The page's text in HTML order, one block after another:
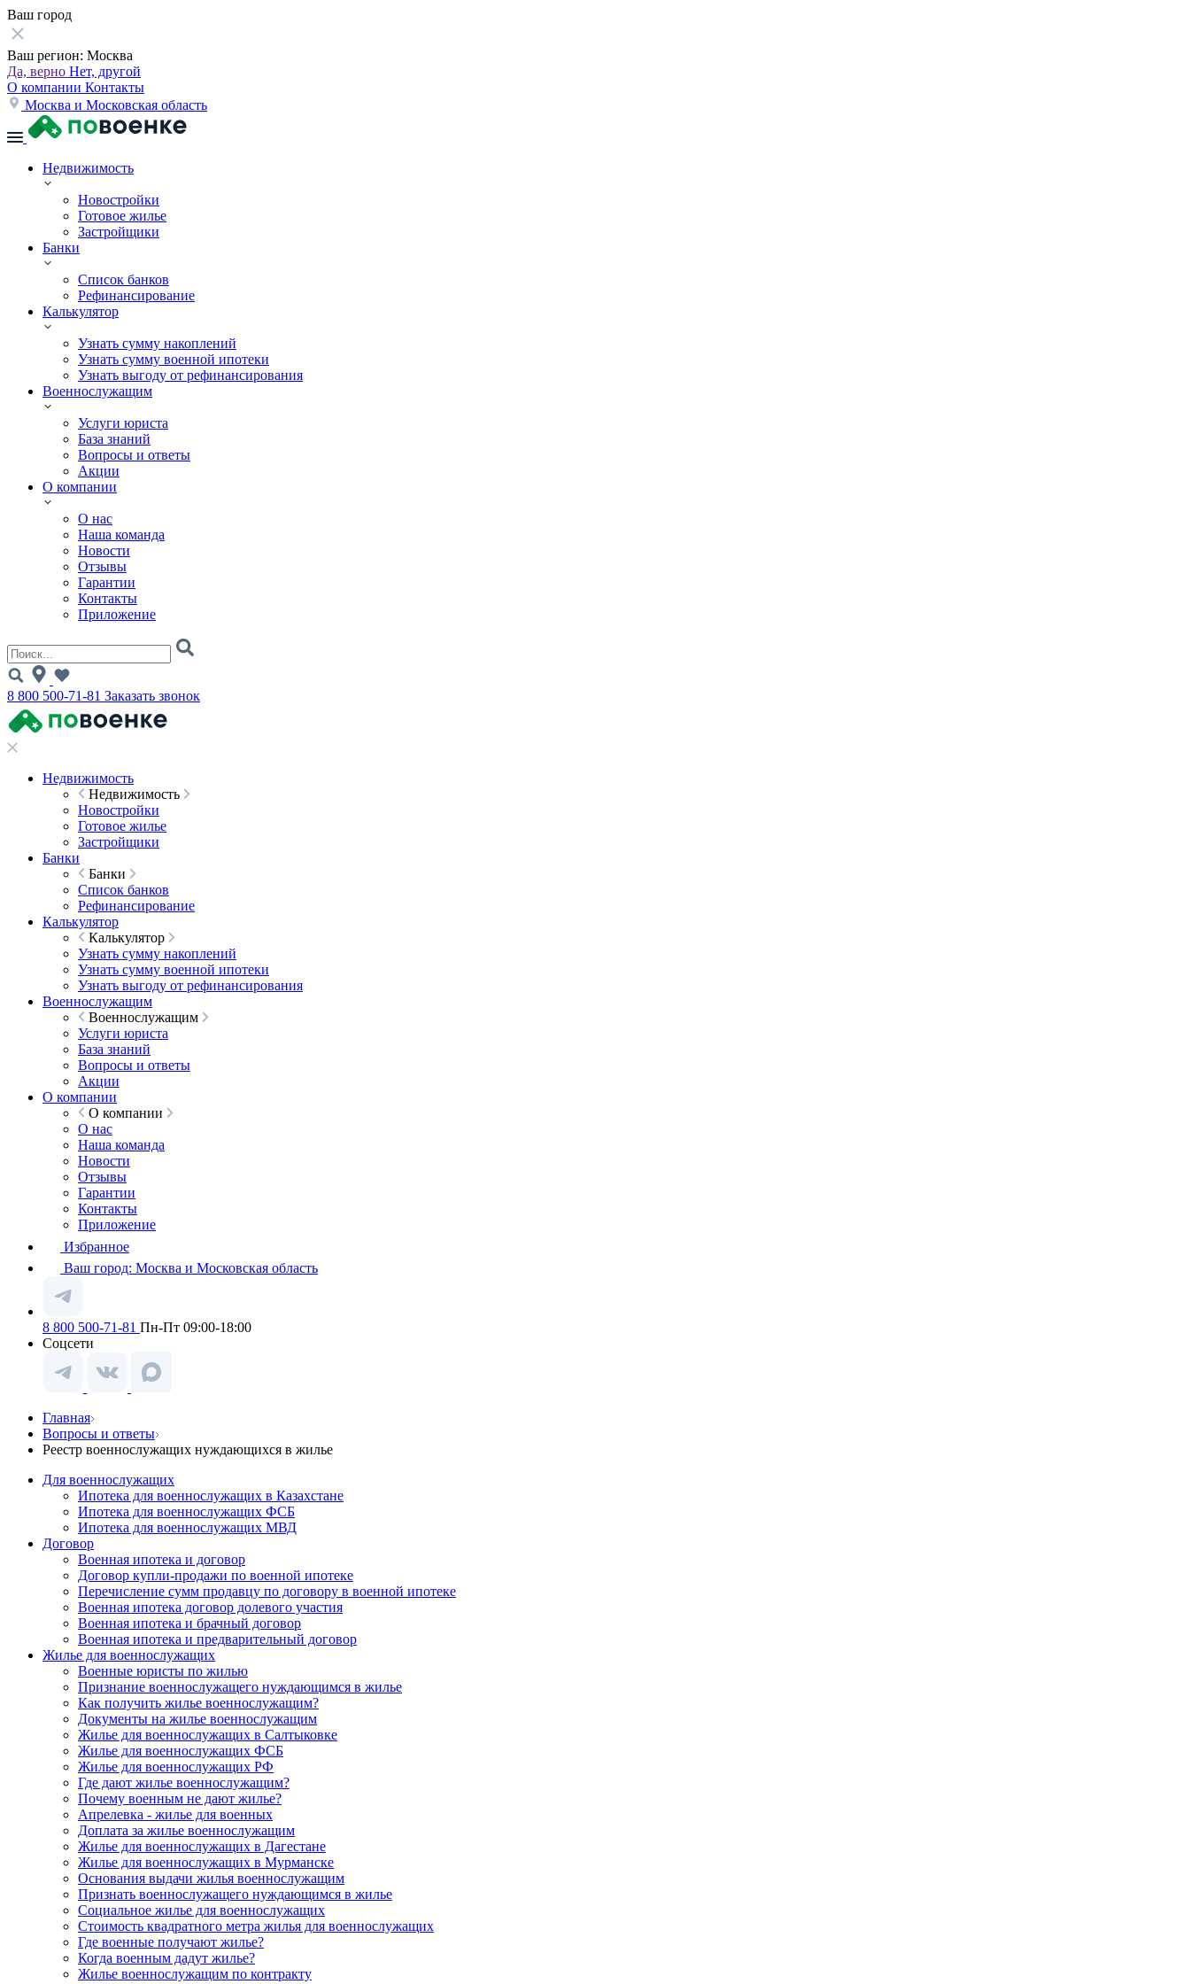
Ваш город
Ваш регион: Москва
Да, верно Нет, другой
О компании Контакты
Москва и Московская область
Недвижимость
Новостройки
Готовое жилье
Застройщики
Банки
Список банков
Рефинансирование
Калькулятор
Узнать сумму накоплений
Узнать сумму военной ипотеки
Узнать выгоду от рефинансирования
Военнослужащим
Услуги юриста
База знаний
Вопросы и ответы
Акции
О компании
О нас
Наша команда
Новости
Отзывы
Гарантии
Контакты
Приложение
8 800 500-71-81 Заказать звонок
Недвижимость
Недвижимость
Новостройки
Готовое жилье
Застройщики
Банки
Банки
Список банков
Рефинансирование
Калькулятор
Калькулятор
Узнать сумму накоплений
Узнать сумму военной ипотеки
Узнать выгоду от рефинансирования
Военнослужащим
Военнослужащим
Услуги юриста
База знаний
Вопросы и ответы
Акции
О компании
О компании
О нас
Наша команда
Новости
Отзывы
Гарантии
Контакты
Приложение
Избранное
Ваш город: Москва и Московская область
8 800 500-71-81 Пн-Пт 09:00-18:00
Соцсети
Главная
Вопросы и ответы
Реестр военнослужащих нуждающихся в жилье
Для военнослужащих
Ипотека для военнослужащих в Казахстане
Ипотека для военнослужащих ФСБ
Ипотека для военнослужащих МВД
Договор
Военная ипотека и договор
Договор купли-продажи по военной ипотеке
Перечисление сумм продавцу по договору в военной ипотеке
Военная ипотека договор долевого участия
Военная ипотека и брачный договор
Военная ипотека и предварительный договор
Жилье для военнослужащих
Военные юристы по жилью
Признание военнослужащего нуждающимся в жилье
Как получить жилье военнослужащим?
Документы на жилье военнослужащим
Жилье для военнослужащих в Салтыковке
Жилье для военнослужащих ФСБ
Жилье для военнослужащих РФ
Где дают жилье военнослужащим?
Почему военным не дают жилье?
Апрелевка - жилье для военных
Доплата за жилье военнослужащим
Жилье для военнослужащих в Дагестане
Жилье для военнослужащих в Мурманске
Основания выдачи жилья военнослужащим
Признать военнослужащего нуждающимся в жилье
Социальное жилье для военнослужащих
Стоимость квадратного метра жилья для военнослужащих
Где военные получают жилье?
Когда военным дадут жилье?
Жилье военнослужащим по контракту